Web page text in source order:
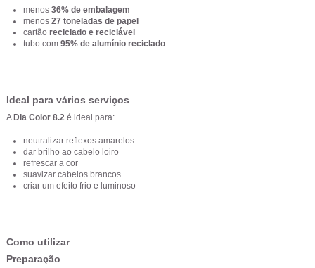
menos 36% de embalagem
menos 27 toneladas de papel
cartão reciclado e reciclável
tubo com 95% de alumínio reciclado
Ideal para vários serviços
A Dia Color 8.2 é ideal para:
neutralizar reflexos amarelos
dar brilho ao cabelo loiro
refrescar a cor
suavizar cabelos brancos
criar um efeito frio e luminoso
Como utilizar
Preparação